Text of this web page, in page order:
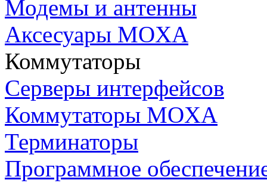
Модемы и антенны
Аксесуары MOXA
Коммутаторы
Серверы интерфейсов
Коммутаторы MOXA
Терминаторы
Программное